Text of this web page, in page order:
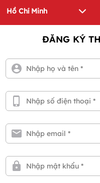
ĐĂNG KÝ